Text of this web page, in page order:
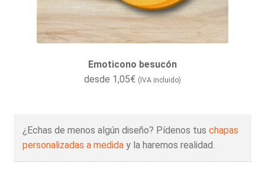
Emoticono besucón
desde 1,05€ (IVA incluido)
¿Echas de menos algún diseño? Pídenos tus chapas
personalizadas a mediday la haremos realidad.